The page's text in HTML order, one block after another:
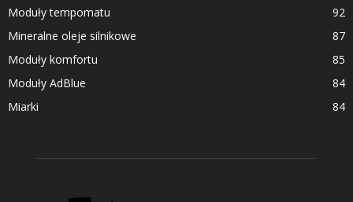
Moduły tempomatu
92
Mineralne oleje silnikowe
87
Moduły komfortu
85
Moduły AdBlue
84
Miarki
84